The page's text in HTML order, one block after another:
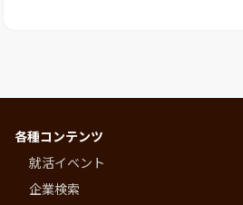
各種コンテンツ
就活イベント
企業検索